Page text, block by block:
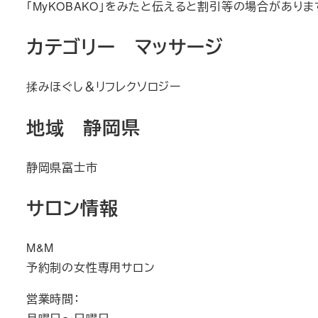
「MyKOBAKO」をみたと伝えると割引等の場合がありま
カテゴリー マッサージ
揉みほぐし＆リフレクソロジー
地域 静岡県
静岡県富士市
サロン情報
M&M
予約制の女性専用サロン
営業時間：